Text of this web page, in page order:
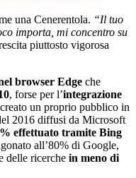
una Cenerentola. “Il tuo
importa, mi concentro su
piuttosto vigorosa
browser Edge che
, forse per l’integrazione
un proprio pubblico in
2016 diffusi da Microsoft
effettuato tramite Bing
all’80% di Google,
delle ricerche in meno di